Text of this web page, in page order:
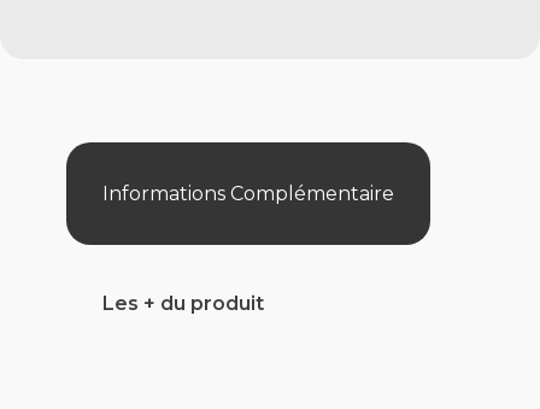
Informations Complémentaire
Les + du produit